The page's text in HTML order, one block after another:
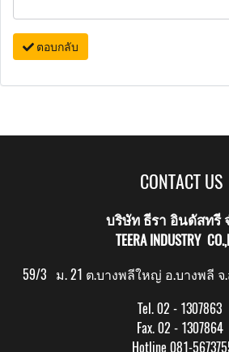
ตอบกลับ
CONTACT US
บริษัท ธีรา อินดัสทรี
TEERA INDUSTRY
59/3 ม. 21 ต.บางพลีใหญ่ อ.บางพลี จ
Tel. 02 - 1307863
Fax. 02 - 1307864
Hotline 081-